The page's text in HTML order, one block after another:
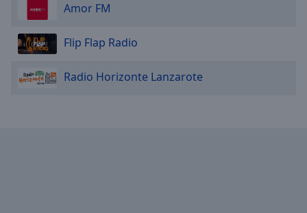
Amor FM
Flip Flap Radio
Radio Horizonte Lanzarote